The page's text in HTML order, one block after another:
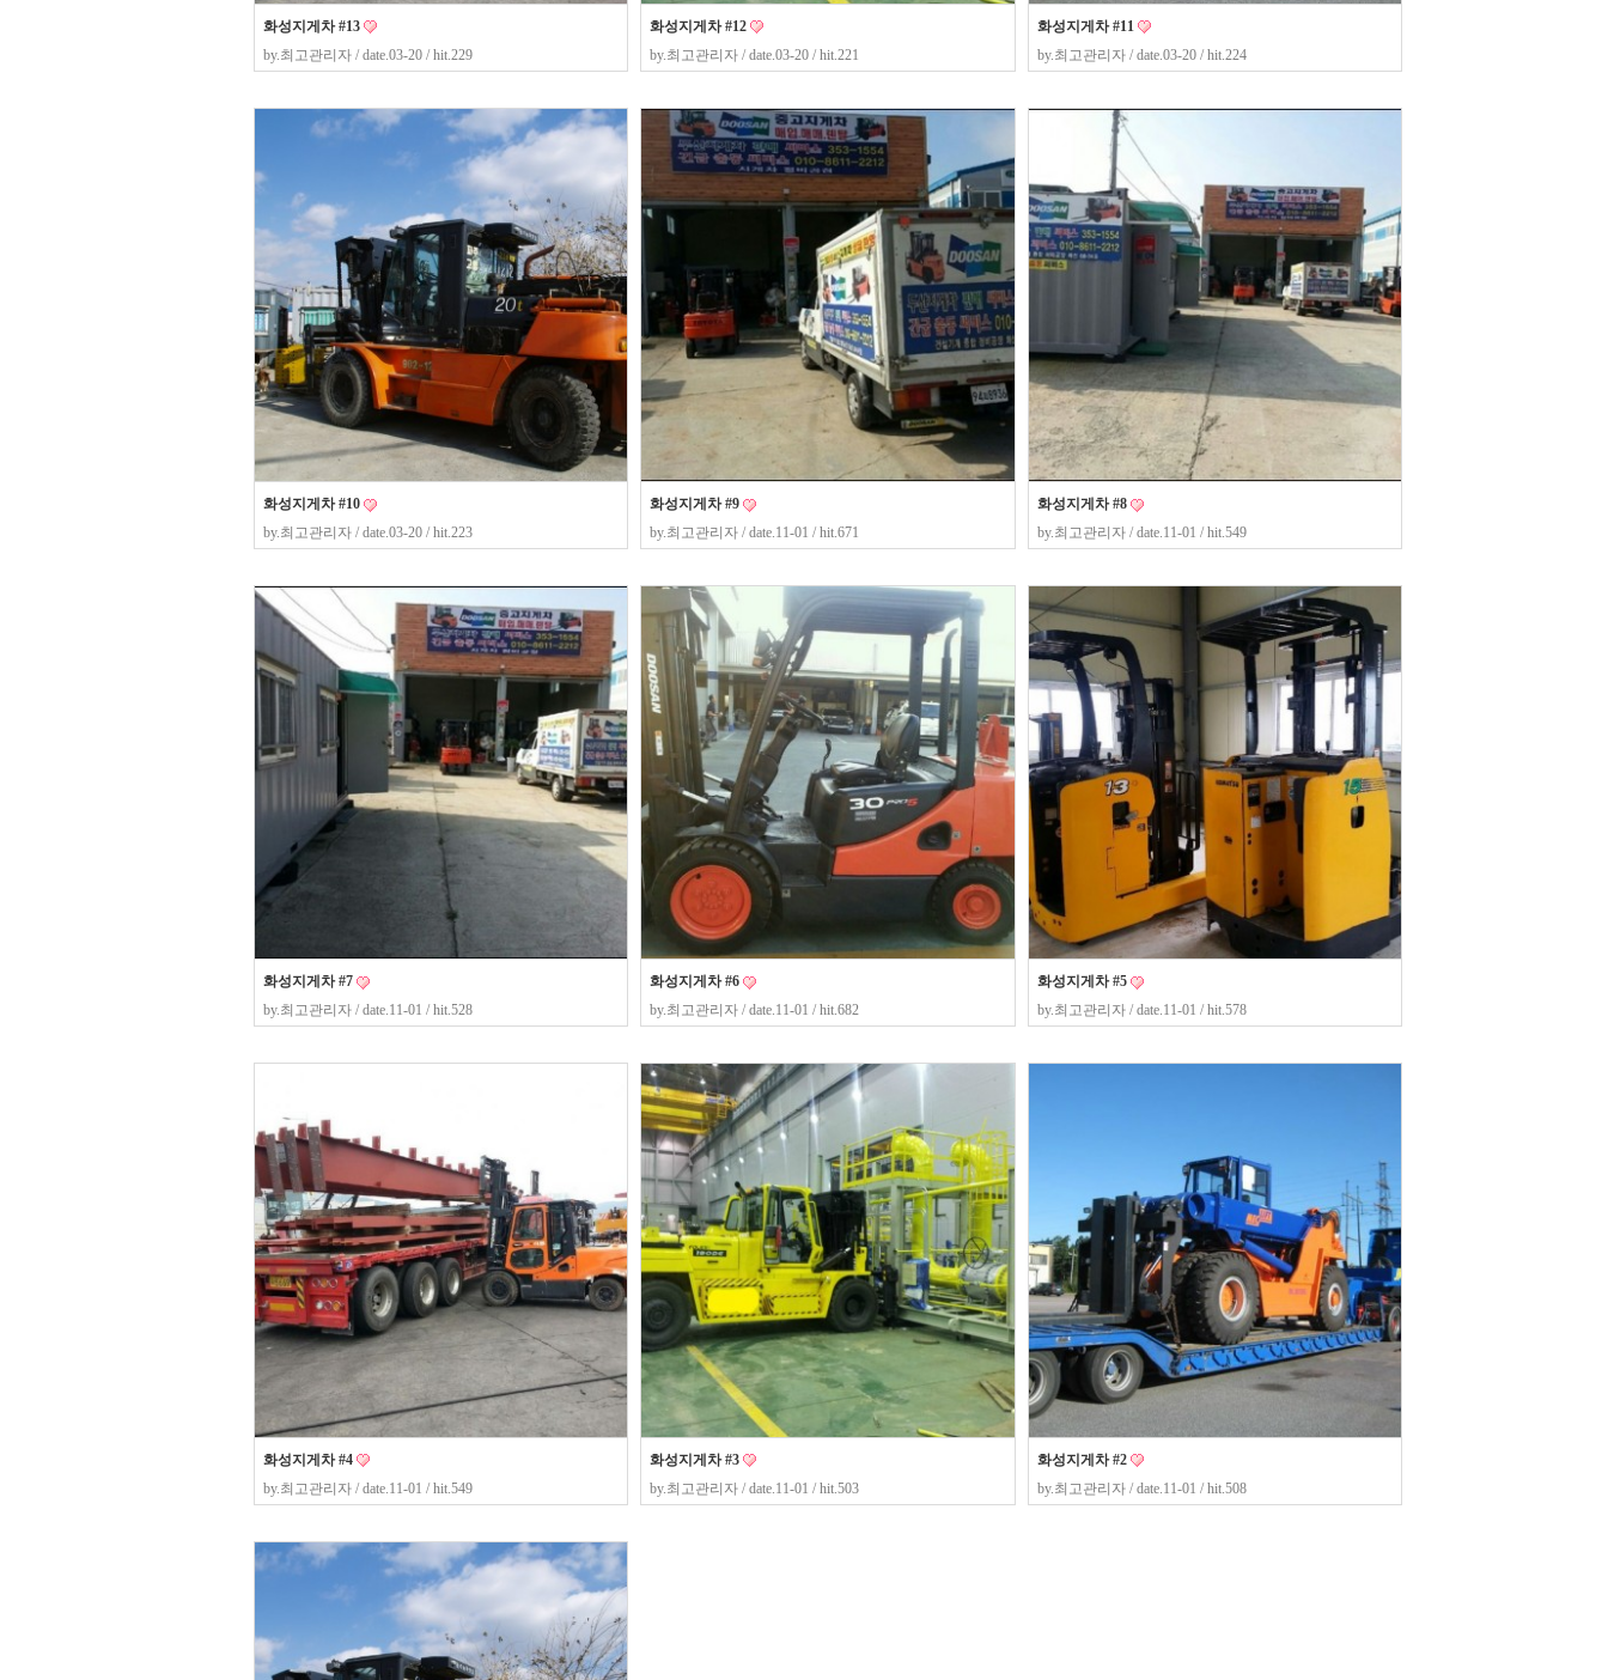
화성지게차 #13
by. 최고관리자 / date.03-20 / hit.229
화성지게차 #12
by. 최고관리자 / date.03-20 / hit.221
화성지게차 #11
by. 최고관리자/ date.03-20 / hit.224
화성지게차 #10
by.최고관리자 / date.03-20 / hit.223
화성지게차 #9
by.최고관리자 / date.11-01 / hit.671
화성지게차 #8
by.최고관리자/ date.11-01 / hit.549
화성지게차 #7
by.최고관리자 / date.11-01 / hit.528
화성지게차 #6
by.최고관리자 / date.11-01 / hit.682
화성지게차 #5
by.최고관리자/ date.11-01 / hit.578
화성지게차 #4
by. 최고관리자 / date.11-01 / hit.549
화성지게차 #3
by. 최고관리자 / date.11-01 / hit.503
화성지게차 #2
by. 최고관리자/ date.11-01 / hit.508